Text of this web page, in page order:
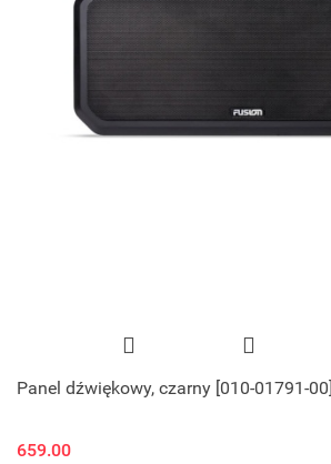
Panel dźwiękowy, czarny [010-01791-00]
659.00